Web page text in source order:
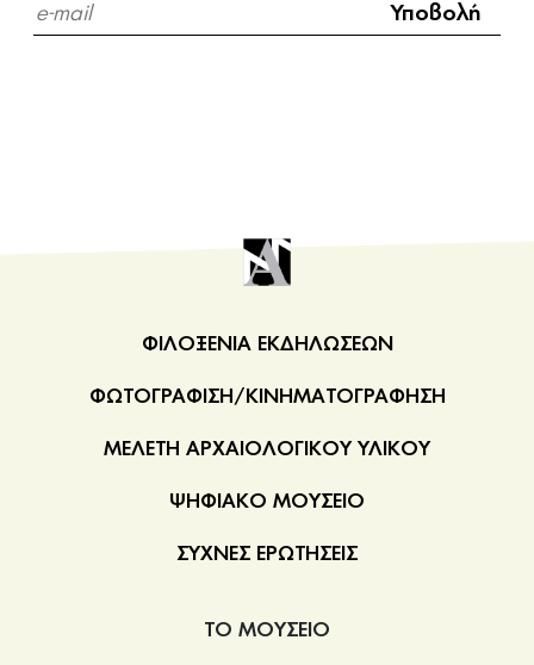
ΦΙΛΟΞΕΝΙΑ ΕΚΔΗΛΩΣΕΩΝ
ΦΩΤΟΓΡΑΦΙΣΗ/ΚΙΝΗΜΑΤΟΓΡΑΦΗΣΗ
ΜΕΛΕΤΗ ΑΡΧΑΙΟΛΟΓΙΚΟΥ ΥΛΙΚΟΥ
ΨΗΦΙΑΚΟ ΜΟΥΣΕΙΟ
ΣΥΧΝΕΣ ΕΡΩΤΗΣΕΙΣ
ΤΟ ΜΟΥΣΕΙΟ